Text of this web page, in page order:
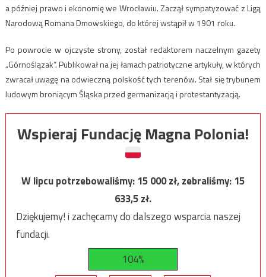
a później prawo i ekonomię we Wrocławiu. Zaczął sympatyzować z Ligą
Narodową Romana Dmowskiego, do której wstąpił w 1901 roku.
Po powrocie w ojczyste strony, został redaktorem naczelnym gazety
„Górnoślązak”. Publikował na jej łamach patriotyczne artykuły, w których
zwracał uwagę na odwieczną polskość tych terenów. Stał się trybunem
ludowym broniącym Śląska przed germanizacją i protestantyzacją.
Wspieraj Fundację Magna Polonia!
W lipcu potrzebowaliśmy:15 000zł, zebraliśmy:15
633,5zł.
Dziękujemy! i zachęcamy do dalszego wsparcia naszej
fundacji.
104%